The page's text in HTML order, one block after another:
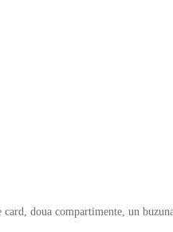
doua compartimente, un